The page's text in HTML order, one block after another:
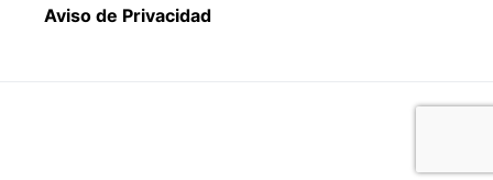
Aviso de Privacidad